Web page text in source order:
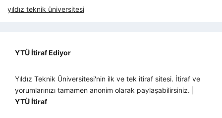
yıldız teknik üniversitesi
YTÜ İtiraf Ediyor
Yıldız Teknik Üniversitesi'nin ilk ve tek itiraf sitesi. İtiraf ve
yorumlarınızı tamamen anonim olarak paylaşabilirsiniz. |
YTÜ İtiraf